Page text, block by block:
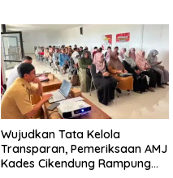
Wujudkan Tata Kelola
Transparan, Pemeriksaan AMJ
Kades Cikendung Rampung